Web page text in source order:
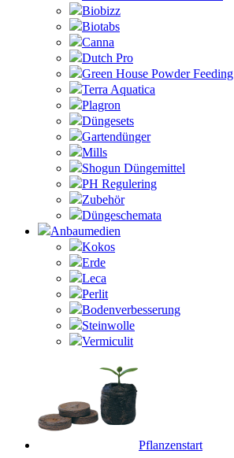
Biobizz
Biotabs
Canna
Dutch Pro
Green House Powder Feeding
Terra Aquatica
Plagron
Düngesets
Gartendünger
Mills
Shogun Düngemittel
PH Regulering
Zubehör
Düngeschemata
Anbaumedien
Kokos
Erde
Leca
Perlit
Bodenverbesserung
Steinwolle
Vermiculit
Pflanzenstart